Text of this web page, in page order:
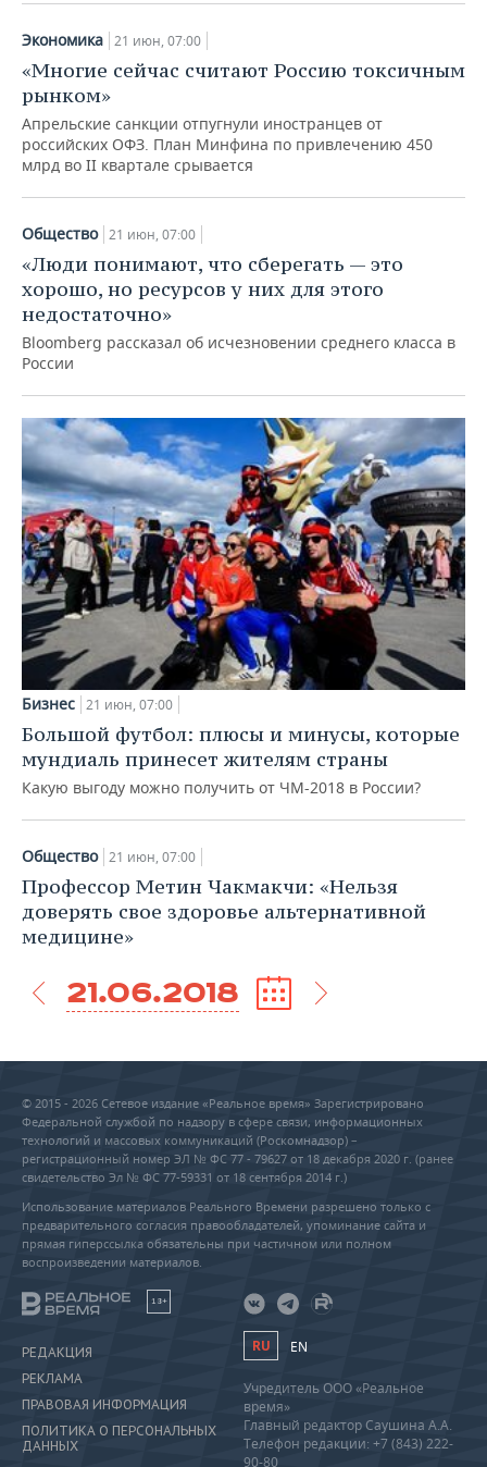
Экономика 21 июн, 07:00
«Многие сейчас считают Россию токсичным
рынком»
Апрельские санкции отпугнули иностранцев от
российских ОФЗ. План Минфина по привлечению 450
млрд во II квартале срывается
Общество 21 июн, 07:00
«Люди понимают, что сберегать — это
хорошо, но ресурсов у них для этого
недостаточно»
Bloomberg рассказал об исчезновении среднего класса в
России
Бизнес 21 июн, 07:00
Большой футбол: плюсы и минусы, которые
мундиаль принесет жителям страны
Какую выгоду можно получить от ЧМ-2018 в России?
Общество 21 июн, 07:00
Профессор Метин Чакмакчи: «Нельзя
доверять свое здоровье альтернативной
медицине»
21.06.2018
© 2015 - 2026 Сетевое издание «Реальное время» Зарегистрировано
Федеральной службой по надзору в сфере связи, информационных
технологий и массовых коммуникаций (Роскомнадзор) –
регистрационный номер ЭЛ № ФС 77 - 79627 от 18 декабря 2020 г. (ранее
свидетельство Эл № ФС 77-59331 от 18 сентября 2014 г.)
Использование материалов Реального Времени разрешено только с
предварительного согласия правообладателей, упоминание сайта и
прямая гиперссылка обязательны при частичном или полном
воспроизведении материалов.
18+
РЕДАКЦИЯ
РЕКЛАМА
ПРАВОВАЯ ИНФОРМАЦИЯ
ПОЛИТИКА О ПЕРСОНАЛЬНЫХ
ДАННЫХ
RU EN
Учредитель ООО «Реальное
время»
Главный редактор Саушина А.А.
Телефон редакции: +7 (843) 222-
90-80